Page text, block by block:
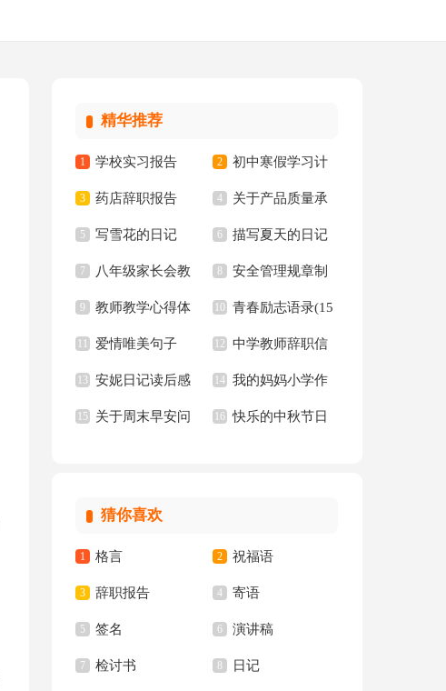
精华推荐
1 学校实习报告 2 初中寒假学习计
划15篇
3 药店辞职报告 4 关于产品质量承
诺书范文集锦八篇
5 写雪花的日记 6 描写夏天的日记
精选15篇
7 八年级家长会教
师发言稿
8 安全管理规章制
度
9 教师教学心得体
会汇编15篇
10 青春励志语录(15
篇)
11 爱情唯美句子
【精】
12 中学教师辞职信
13 安妮日记读后感
汇编15篇
14 我的妈妈小学作
文(15篇)
15 关于周末早安问 16 快乐的中秋节日
猜你喜欢
1 格言 2 祝福语
3 辞职报告 4 寄语
5 签名 6 演讲稿
7 检讨书 8 日记